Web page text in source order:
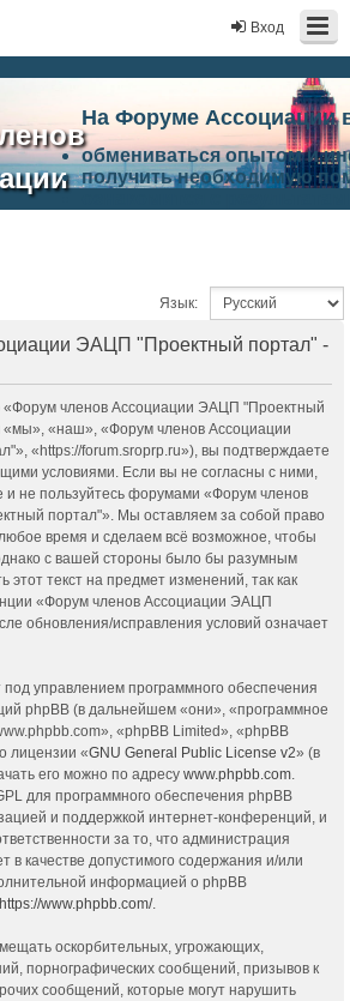
Вход
На Форуме Ассоциации
обмениваться опытом и
получить необходимую
Список целей и
работа Форума
Ассоциации.
Язык:
ЭАЦП "Проектный портал" -
членов Ассоциации ЭАЦП "Проектный
«наш», «Форум членов Ассоциации
«https://forum.sroprp.ru»), вы подтверждаете
условиями. Если вы не согласны с ними,
и не пользуйтесь форумами «Форум членов
портал"». Мы оставляем за собой право
время и сделаем всё возможное, чтобы
с вашей стороны было бы разумным
этот текст на предмет изменений, так как
«Форум членов Ассоциации ЭАЦП
обновления/исправления условий означает
управлением программного обеспечения
phpBB (в дальнейшем «они», «программное
«phpBB Limited», «phpBB
лицензии «GNU General Public License v2» (в
его можно по адресу www.phpbb.com
для программного обеспечения phpBB
и поддержкой интернет-конференций, и
за то, что администрация
в качестве допустимого содержания и/или
информацией о phpBB
https://www.phpbb.com/.
оскорбительных, угрожающих,
порнографических сообщений, призывов к
сообщений, которые могут нарушить